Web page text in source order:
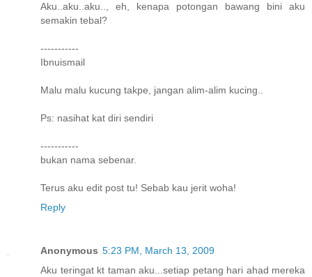
Aku..aku..aku.., eh, kenapa potongan bawang bini aku
semakin tebal?
-----------
Ibnuismail
Malu malu kucung takpe, jangan alim-alim kucing..
Ps: nasihat kat diri sendiri
-----------
bukan nama sebenar.
Terus aku edit post tu! Sebab kau jerit woha!
Reply
Anonymous 5:23 PM, March 13, 2009
Aku teringat kt taman aku...setiap petang hari ahad mereka